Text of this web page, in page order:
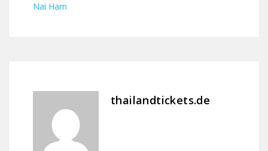
Nai Harn
thailandtickets.de